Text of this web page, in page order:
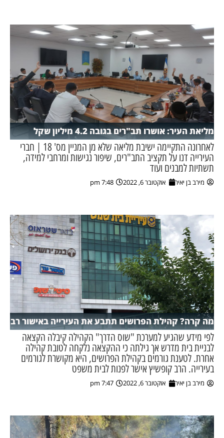
מליאת העיר: אושרו תב"רים בגובה 4.2 מיליון שקל
לאחרונה התקיימה ישיבת מליאה שלא מן המניין מס' 18 | חברי
העירייה דנו על תקציב התב"רים, שיפור נגישות ומרחבי למידה,
תשתיות למבנים ועוד
מירב בן יאיר אוקטובר 6, 2022 7:48 pm
מה קרה? קהילת הפרושים תתבע את העירייה באישור רב
לפי מידע שהגיע למערכת "שוס הדרך" הקהילה קיבלה הקצאה
לבניית בית מדרש אך גילתה כי ההקצאה נלקחה לטובת קהילה
אחרת. לטענת גורמים בקהילת הפרושים, היא מקושרת לגורמים
בעירייה. הרב קופשיץ אישר לפנות לבית משפט
מירב בן יאיר אוקטובר 6, 2022 7:47 pm